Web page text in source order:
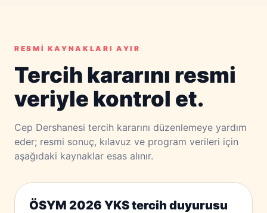
RESMI KAYNAKLARI AYIR
Tercih kararını resmi
veriyle kontrol et.
Cep Dershanesi tercih kararını düzenlemeye yardım
eder; resmi sonuç, kılavuz ve program verileri için
aşağıdaki kaynaklar esas alınır.
ÖSYM 2026 YKS tercih duyurusu